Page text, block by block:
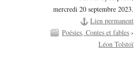
mercredi 20 septembre 2023.
Lien permanent
Poésies, Contes et fables ›
Léon Tolstoï